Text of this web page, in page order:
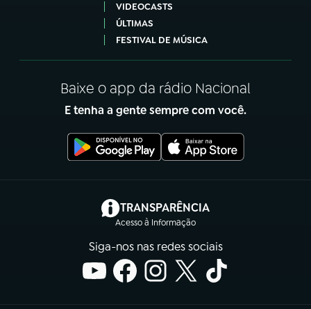
VIDEOCASTS
ÚLTIMAS
FESTIVAL DE MÚSICA
Baixe o app da rádio Nacional
E tenha a gente sempre com você.
TRANSPARÊNCIA
Acesso à Informação
(abre em nova aba)
Siga-nos nas redes sociais